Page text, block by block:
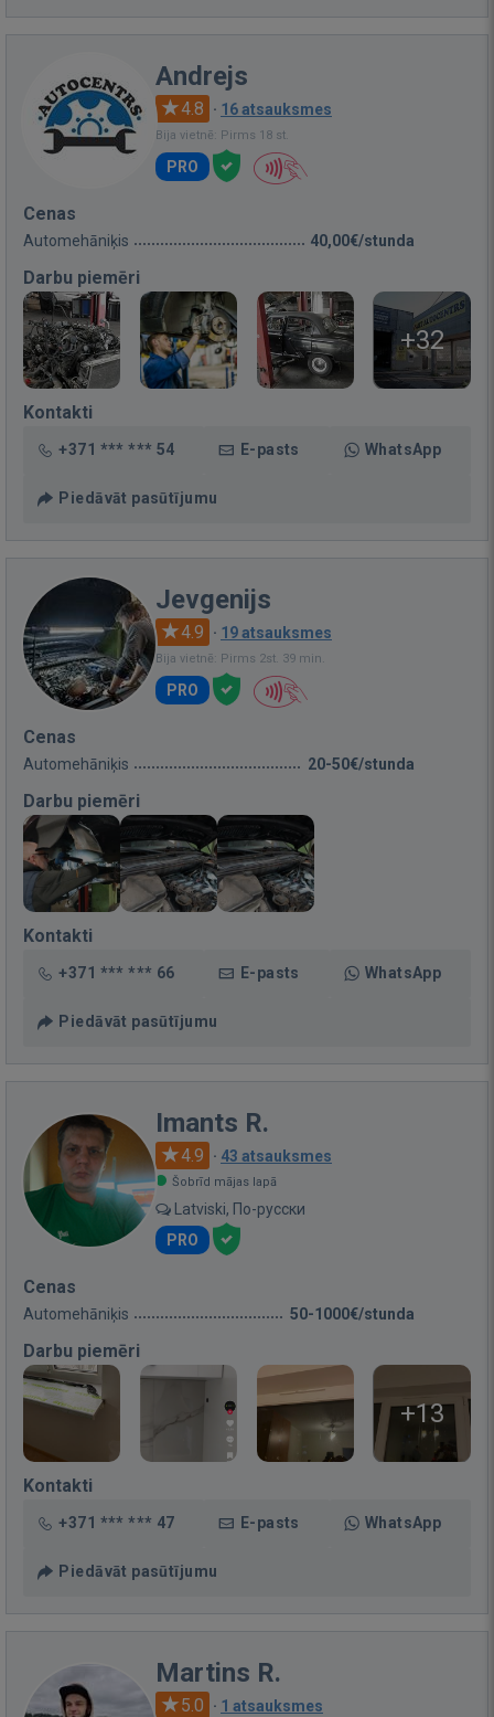
Andrejs
4.8 · 16 atsauksmes
Bija vietnē: Pirms 18 st.
PRO
Cenas
Automehāniķis 40,00€/stunda
Darbu piemēri
+32
Kontakti
+371 *** *** 54 E-pasts WhatsApp
Piedāvāt pasūtījumu
Jevgenijs
4.9 · 19 atsauksmes
Bija vietnē: Pirms 2st. 39 min.
PRO
Cenas
Automehāniķis 20-50€/stunda
Darbu piemēri
Kontakti
+371 *** *** 66 E-pasts WhatsApp
Piedāvāt pasūtījumu
Imants R.
4.9 · 43 atsauksmes
Šobrīd mājas lapā
Latviski, По-русски
PRO
Cenas
Automehāniķis 50-1000€/stunda
Darbu piemēri
+13
Kontakti
+371 *** *** 47 E-pasts WhatsApp
Piedāvāt pasūtījumu
Martins R.
5.0 · 1 atsauksmes